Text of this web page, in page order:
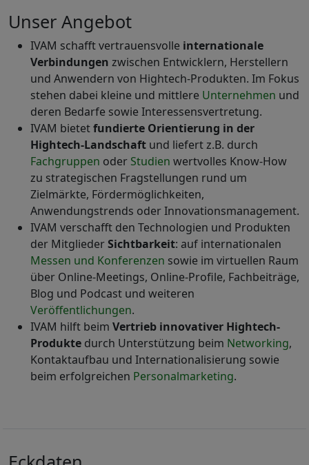
Unser Angebot
IVAM schafft vertrauensvolle internationale
Verbindungen zwischen Entwicklern, Herstellern
und Anwendern von Hightech-Produkten. Im Fokus
stehen dabei kleine und mittlere Unternehmen und
deren Bedarfe sowie Interessensvertretung.
IVAM bietetfundierte Orientierung in der
Hightech-Landschaft und liefert z.B. durch
Fachgruppen oder Studien wertvolles Know-How
zu strategischen Fragstellungen rund um
Zielmärkte, Fördermöglichkeiten,
Anwendungstrends oder Innovationsmanagement.
IVAM verschafft den Technologien und Produkten
der MitgliederSichtbarkeit: auf internationalen
Messen und Konferenzen sowie im virtuellen Raum
über Online-Meetings, Online-Profile, Fachbeiträge,
Blog und Podcast und weiteren
Veröffentlichungen.
IVAM hilft beim Vertrieb innovativer Hightech-
Produkte durch Unterstützung beim Networking,
Kontaktaufbau und Internationalisierung sowie
beim erfolgreichen Personalmarketing.